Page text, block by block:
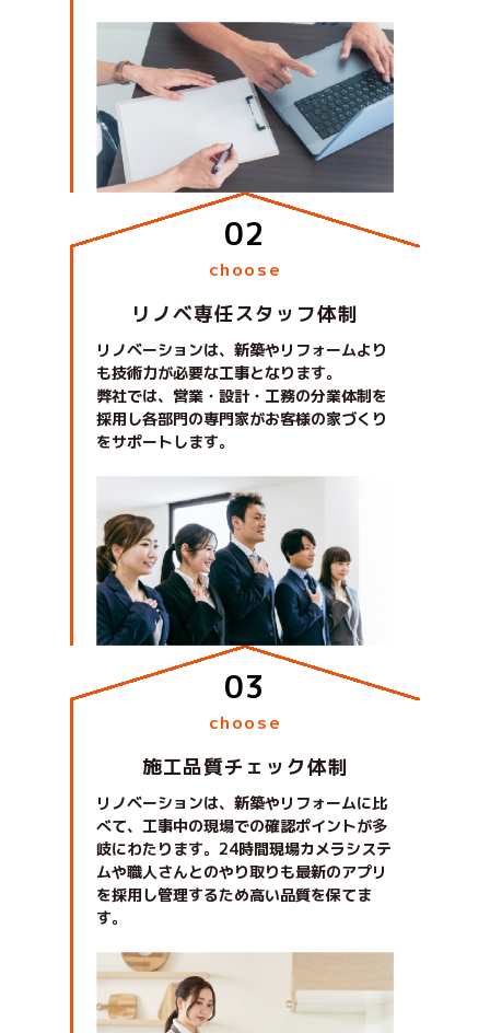
choose
リノベ専任スタッフ体制
リノベーションは、新築やリフォームより
も技術力が必要な工事となります。
弊社では、営業・設計・工務の分業体制を
採用し各部門の専門家がお客様の家づくり
をサポートします。
choose
施工品質チェック体制
リノベーションは、新築やリフォームに比
べて、工事中の現場での確認ポイントが多
岐にわたります。24時間現場カメラシステ
ムや職人さんとのやり取りも最新のアプリ
を採用し管理するため高い品質を保てま
す。